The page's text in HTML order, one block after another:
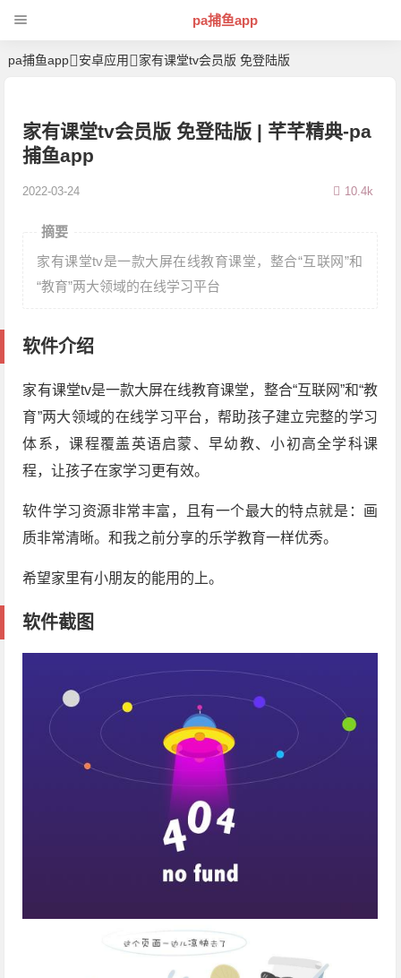
pa捕鱼app
pa捕鱼app 安卓应用 家有课堂tv会员版 免登陆版
家有课堂tv会员版 免登陆版 | 芊芊精典-pa
捕鱼app
2022-03-24 10.4k
摘要
家有课堂tv是一款大屏在线教育课堂，整合“互联网”和
“教育”两大领域的在线学习平台
软件介绍
家有课堂tv是一款大屏在线教育课堂，整合“互联网”和“教
育”两大领域的在线学习平台，帮助孩子建立完整的学习
体系，课程覆盖英语启蒙、早幼教、小初高全学科课
程，让孩子在家学习更有效。
软件学习资源非常丰富，且有一个最大的特点就是：画
质非常清晰。和我之前分享的乐学教育一样优秀。
希望家里有小朋友的能用的上。
软件截图